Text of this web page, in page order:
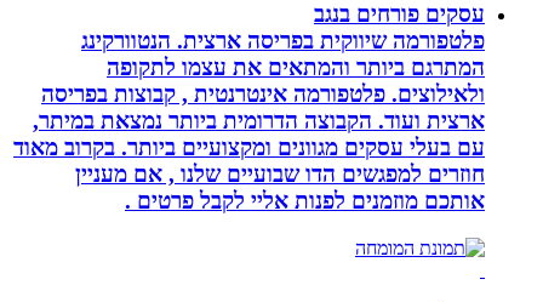
עסקים פורחים בנגב
פלטפורמה שיווקית בפריסה ארצית. הנטוורקינג
המתרגם ביותר והמתאים את עצמו לתקופה
ולאילוצים. פלטפורמה אינטרנטית , קבוצות בפריסה
ארצית ועוד. הקבוצה הדרומית ביותר נמצאת במיתר,
עם בעלי עסקים מגוונים ומקצועיים ביותר. בקרוב מאוד
חוזרים למפגשים הדו שבועיים שלנו , אם מעניין
אותכם מוזמנים לפנות אליי לקבל פרטים .